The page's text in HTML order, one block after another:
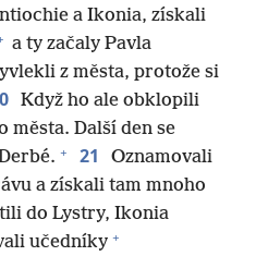
a Ikonia, získali
a ty začaly Pavla
z města, protože si
Když ho ale obklopili
města. Další den se
+ 21
Oznamovali
a získali tam mnoho
do Lystry, Ikonia
učedníky +